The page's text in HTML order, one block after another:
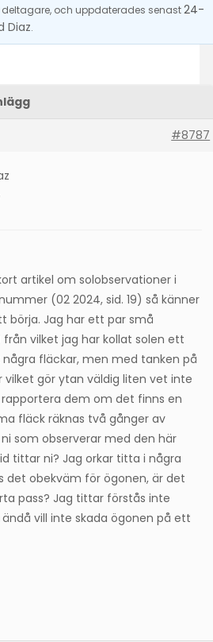
deltagare, och uppdaterades senast24-
Diaz.
#8787
artikel om solobservationer i
(02 2024, sid. 19) så känner
börja. Jag har ett par små
vilket jag har kollat solen ett
fläckar, men med tanken på
vilket gör ytan väldig liten vet inte
dem om det finns en
fläck räknas två gånger av
som observerar med den här
tittar ni? Jag orkar titta i några
det obekväm för ögonen, är det
pass? Jag tittar förstås inte
vill inte skada ögonen på ett